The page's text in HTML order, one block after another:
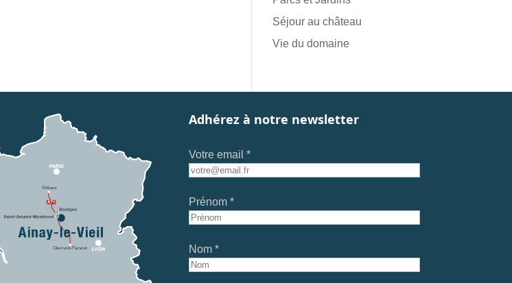
Séjour au château
Vie du domaine
Adhérez à notre newsletter
Votre email *
Prénom *
Nom *